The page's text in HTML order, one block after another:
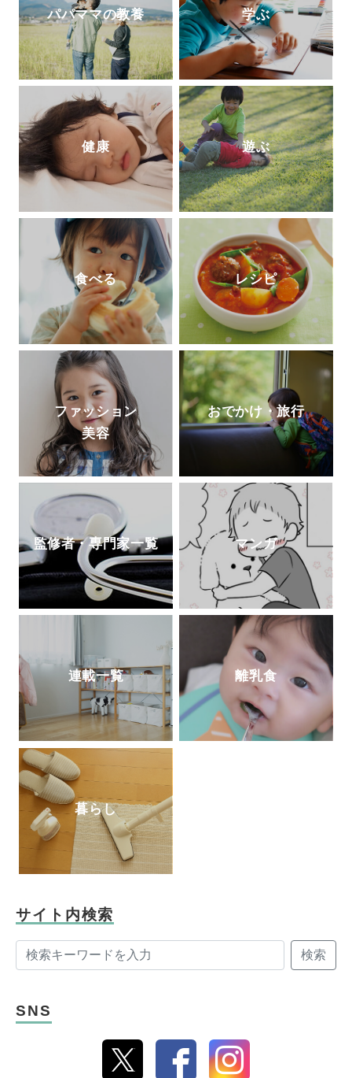
18年6月より現職。講演・ワークショッ
プ・コンサルティングを通じて日本の子ど
もがおかれる環境の質の底上げに尽力中。
パパママの教養 学ぶ
健康 遊ぶ
食べる レシピ
ファッション
美容
おでかけ・旅行
監修者・専門家一覧 マンガ
連載一覧 離乳食
暮らし
サイト内検索
検索
SNS